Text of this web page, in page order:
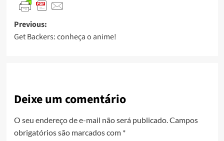
Previous:
Get Backers: conheça o anime!
Deixe um comentário
O seu endereço de e-mail não será publicado. Campos
obrigatórios são marcados com *